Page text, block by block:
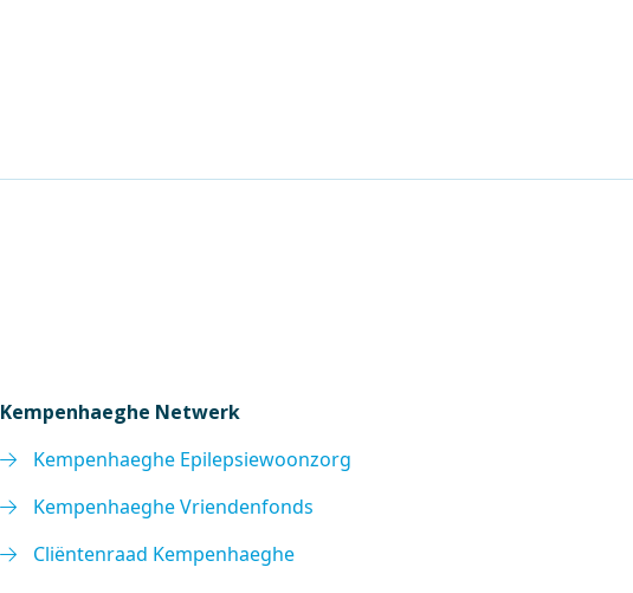
Kempenhaeghe Netwerk
Kempenhaeghe Epilepsiewoonzorg
Kempenhaeghe Vriendenfonds
Cliëntenraad Kempenhaeghe